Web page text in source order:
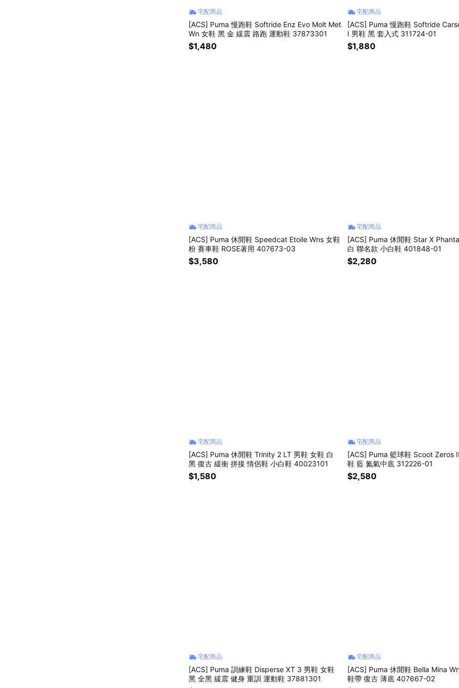
宅配商品
[ACS] Puma 慢跑鞋 Softride Enz Evo Molt Met
Wn 女鞋 黑 金 緩震 路跑 運動鞋 37873301
$1,480
宅配商品
[ACS] Puma 慢跑鞋 Softride
I 男鞋 黑 套入式 311724-01
$1,880
宅配商品
[ACS] Puma 休閒鞋 Speedcat Etoile Wns 女鞋
粉 賽車鞋 ROSE著用 407673-03
$3,580
宅配商品
[ACS] Puma 休閒鞋 Star X
白 聯名款 小白鞋 401848-01
$2,280
宅配商品
[ACS] Puma 休閒鞋 Trinity 2 LT 男鞋 女鞋 白
黑 復古 緩衝 拼接 情侶鞋 小白鞋 40023101
$1,580
宅配商品
[ACS] Puma 籃球鞋 Scoot Zeros
鞋 藍 氮氣中底 312226-01
$2,580
宅配商品
[ACS] Puma 訓練鞋 Disperse XT 3 男鞋 女鞋
黑 全黑 緩震 健身 重訓 運動鞋 37881301
宅配商品
[ACS] Puma 休閒鞋 Bella Mina
鞋帶 復古 薄底 407667-02